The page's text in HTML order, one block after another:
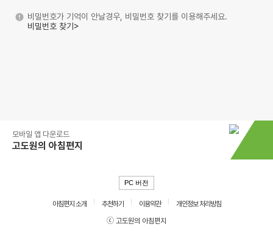
비밀번호가 기억이 안날경우, 비밀번호 찾기를 이용해주세요.
비밀번호 찾기>
모바일 앱 다운로드
고도원의 아침편지
PC 버전
아침편지 소개 추천하기 이용약관
개인정보 처리방침
ⓒ 고도원의 아침편지